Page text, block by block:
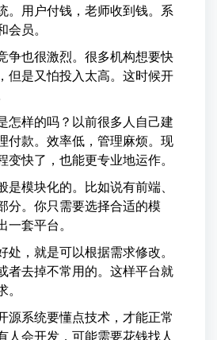
。用户付钱，老师收到钱。系
员。
争也很激烈。很多机构想要快
但是又怕投入太高。这时候开
怎样的吗？以前很多人自己建
付款。效率低，管理麻烦。现
变快了，也能更专业地运作。
是模块化的。比如说有前端、
分。你只需要选择合适的模
套平台。
处，就是可以根据需求修改。
者去掉不常用的。这样平台就
源系统要懂点技术，才能正常
人会开发，可能需要花钱找人